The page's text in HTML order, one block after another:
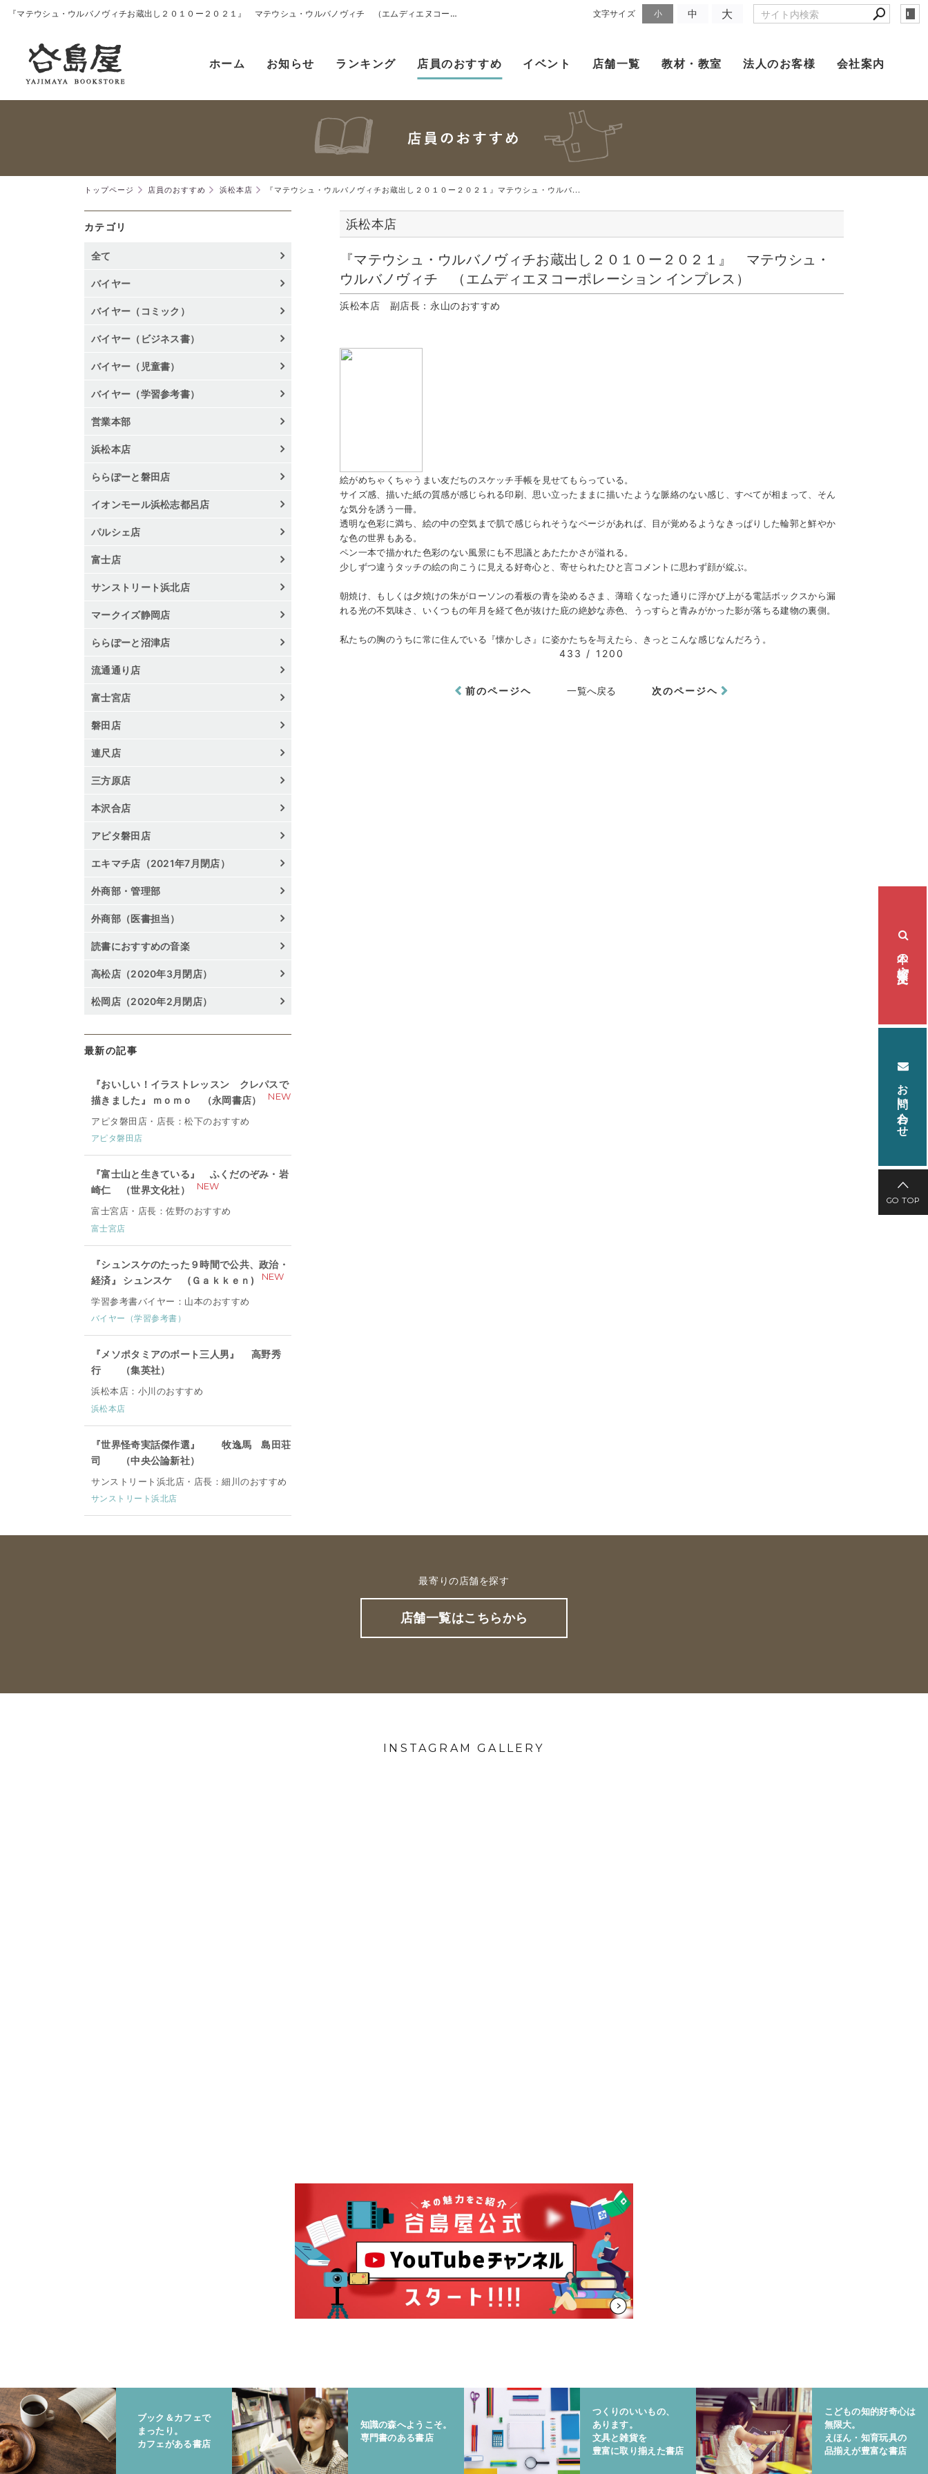
『マテウシュ・ウルバノヴィチお蔵出し２０１０ー２０２１』 マテウシュ・ウルバノヴィチ （エムディエヌコーポレーション インプレス） 文字サイズ 小 中 大
本の検索・注文
お問い合わせ
GO TOP
ホーム お知らせ ランキング 店員のおすすめ イベント 店舗一覧 教材・教室 法人のお客様 会社案内
トップページ 店員のおすすめ 浜松本店 『マテウシュ・ウルバノヴィチお蔵出し２０１０ー２０２１』マテウシュ・ウルバ...
浜松本店
『マテウシュ・ウルバノヴィチお蔵出し２０１０ー２０２１』 マテウシュ・
ウルバノヴィチ （エムディエヌコーポレーション インプレス）
浜松本店 副店長：永山のおすすめ
絵がめちゃくちゃうまい友だちのスケッチ手帳を見せてもらっている。
サイズ感、描いた紙の質感が感じられる印刷、思い立ったままに描いたような脈絡のない感じ、すべてが相まって、そん
な気分を誘う一冊。
透明な色彩に満ち、絵の中の空気まで肌で感じられそうなページがあれば、目が覚めるようなきっぱりした輪郭と鮮やか
な色の世界もある。
ペン一本で描かれた色彩のない風景にも不思議とあたたかさが溢れる。
少しずつ違うタッチの絵の向こうに見える好奇心と、寄せられたひと言コメントに思わず顔が綻ぶ。
朝焼け、もしくは夕焼けの朱がローソンの看板の青を染めるさま、薄暗くなった通りに浮かび上がる電話ボックスから漏
れる光の不気味さ、いくつもの年月を経て色が抜けた庇の絶妙な赤色、うっすらと青みがかった影が落ちる建物の裏側。
私たちの胸のうちに常に住んでいる『懐かしさ』に姿かたちを与えたら、きっとこんな感じなんだろう。
433 / 1200
前のページヘ 一覧へ戻る 次のページヘ
カテゴリ
全て
バイヤー
バイヤー（コミック）
バイヤー（ビジネス書）
バイヤー（児童書）
バイヤー（学習参考書）
営業本部
浜松本店
ららぽーと磐田店
イオンモール浜松志都呂店
パルシェ店
富士店
サンストリート浜北店
マークイズ静岡店
ららぽーと沼津店
流通通り店
富士宮店
磐田店
連尺店
三方原店
本沢合店
アピタ磐田店
エキマチ店（2021年7月閉店）
外商部・管理部
外商部（医書担当）
読書におすすめの音楽
高松店（2020年3月閉店）
松岡店（2020年2月閉店）
最新の記事
『おいしい！イラストレッスン クレパスで
描きました』 ｍｏｍｏ （永岡書店）
NEW
アピタ磐田店・店長：松下のおすすめ
アピタ磐田店
『富士山と生きている』 ふくだのぞみ・岩
崎仁 （世界文化社）
NEW
富士宮店・店長：佐野のおすすめ
富士宮店
『シュンスケのたった９時間で公共、政治・
経済』 シュンスケ (Ｇａｋｋｅｎ)
NEW
学習参考書バイヤー：山本のおすすめ
バイヤー（学習参考書）
『メソポタミアのボート三人男』 高野秀
行 （集英社）
浜松本店：小川のおすすめ
浜松本店
『世界怪奇実話傑作選』 牧逸馬 島田荘
司 （中央公論新社）
サンストリート浜北店・店長：細川のおすすめ
サンストリート浜北店
最寄りの店舗を探す
店舗一覧はこちらから
INSTAGRAM GALLERY
ブック＆カフェで
まったり。
カフェがある書店
知識の森へようこそ。
専門書のある書店
つくりのいいもの、
あります。
文具と雑貨を
豊富に取り揃えた書店
こどもの知的好奇心は
無限大。
えほん・知育玩具の
品揃えが豊富な書店